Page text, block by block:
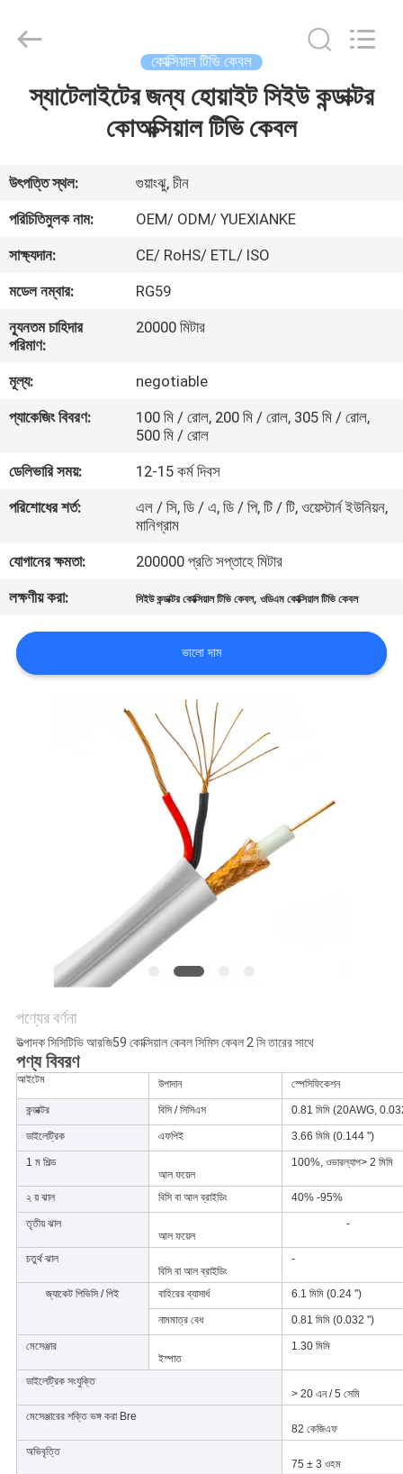
বাড়ি
ভিডিও
আমাদের
সম্পর্কে
ভ্রমণ
নিয়ন্ত্রণ
করুন
খবর
Industry
Reserved.
কোক্সিয়াল টিভি কেবল
স্যাটেলাইটের জন্য হোয়াইট সিইউ কন্ডাক্টর
কোঅক্সিয়াল টিভি কেবল
উৎপত্তি স্থল:
গুয়াংঝু, চীন
পরিচিতিমুলক নাম:
OEM/ ODM/ YUEXIANKE
সাক্ষ্যদান:
CE/ RoHS/ ETL/ ISO
মডেল নম্বার:
RG59
ন্যূনতম চাহিদার
পরিমাণ:
20000 মিটার
মূল্য:
negotiable
প্যাকেজিং বিবরণ:
100 মি / রোল, 200 মি / রোল, 305 মি / রোল,
500 মি / রোল
ডেলিভারি সময়:
12-15 কর্ম দিবস
পরিশোধের শর্ত:
এল / সি, ডি / এ, ডি / পি, টি / টি, ওয়েস্টার্ন ইউনিয়ন,
মানিগ্রাম
যোগানের ক্ষমতা:
200000 প্রতি সপ্তাহে মিটার
লক্ষণীয় করা:
সিইউ কন্ডাক্টর কোক্সিয়াল টিভি কেবল,ওডিএম কোক্সিয়াল টিভি কেবল
ভালো দাম
পণ্যের বর্ণনা
উত্পাদক সিসিটিভি আরজি59 কোক্সিয়াল কেবল সিমিস কেবল 2 সি তারের সাথে
পণ্য বিবরণ
আইটেম উপাদান স্পেসিফিকেশন
কন্ডাক্টর বিসি / সিসিএস 0.81 মিমি (20AWG,
ডাইলেট্রিক এফপিই 3.66 মিমি (0.144 '')
1 ম শিল্ড
আল ফয়েল
100%, ওভারল্যাপ> 2 মিমি
২ য় ঝাল বিসি বা আল ব্রাইডিং 40% -95%
তৃতীয় ঝাল
আল ফয়েল
-
চতুর্থ ঝাল
বিসি বা আল ব্রাইডিং
-
জ্যাকেট পিভিসি / পিই বাহিরের ব্যাসার্ধ 6.1 মিমি (0.24 '')
নামমাত্র বেধ 0.81 মিমি (0.032 '')
মেসেঞ্জার
ইস্পাত
1.30 মিমি
ডাইলেট্রিক সংযুক্তি
> 20 এন / 5 সেমি
মেসেঞ্জারের শক্তি ভঙ্গ করা Bre
82 কেজিএফ
অভিবৃত্তি
75 ± 3 ওহম